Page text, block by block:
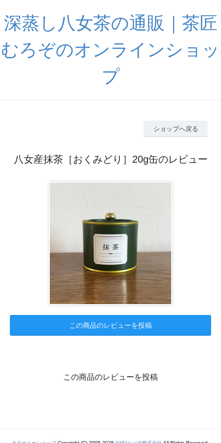
深蒸し八女茶の通販｜茶匠
むろぞのオンラインショッ
プ
ショップへ戻る
八女産抹茶［おくみどり］20g缶のレビュー
この商品のレビューを投稿
この商品のレビューを投稿